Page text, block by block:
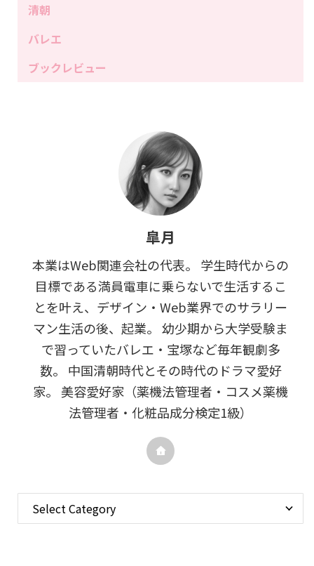
清朝
バレエ
ブックレビュー
皐月
本業はWeb関連会社の代表。 学生時代からの
目標である満員電車に乗らないで生活するこ
とを叶え、デザイン・Web業界でのサラリー
マン生活の後、起業。 幼少期から大学受験ま
で習っていたバレエ・宝塚など毎年観劇多
数。 中国清朝時代とその時代のドラマ愛好
家。 美容愛好家（薬機法管理者・コスメ薬機
法管理者・化粧品成分検定1級）